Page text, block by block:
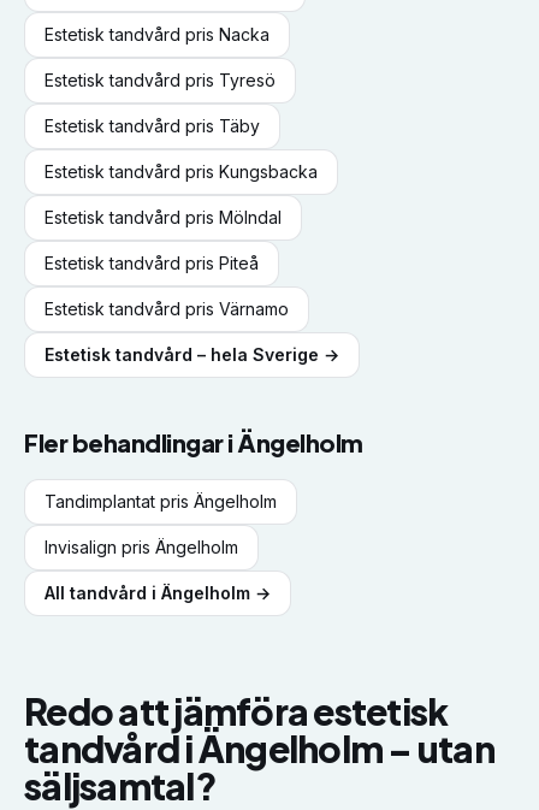
Estetisk tandvård pris Nacka
Estetisk tandvård pris Tyresö
Estetisk tandvård pris Täby
Estetisk tandvård pris Kungsbacka
Estetisk tandvård pris Mölndal
Estetisk tandvård pris Piteå
Estetisk tandvård pris Värnamo
Estetisk tandvård – hela Sverige →
Fler behandlingar i Ängelholm
Tandimplantat pris Ängelholm
Invisalign pris Ängelholm
All tandvård i Ängelholm →
Redo att jämföraestetisk
tandvårdiÄngelholm– utan
säljsamtal?